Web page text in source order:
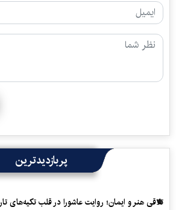
پربازدیدترین
تلاقی هنر و ایمان؛ روایت عاشورا در قلب تکیه‌های